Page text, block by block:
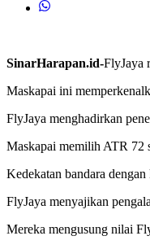
SinarHarapan.id-FlyJaya
Maskapai ini
FlyJaya menghadirkan
Maskapai memilih ATR 72
Kedekatan bandara
FlyJaya menyajikan
Mereka mengusung nilai